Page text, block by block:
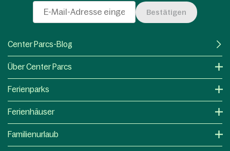
Bestätigen
Center Parcs-Blog
Über Center Parcs
Ferienparks
Ferienhäuser
Familienurlaub